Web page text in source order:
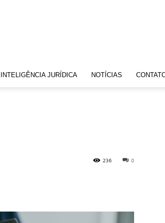
INTELIGÊNCIA JURÍDICA NOTÍCIAS
0
236